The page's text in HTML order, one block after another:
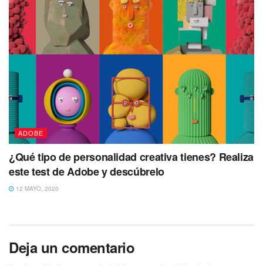
ADOBE
¿Qué tipo de personalidad creativa tienes? Realiza
este test de Adobe y descúbrelo
12 MAYO, 2020
Deja un comentario